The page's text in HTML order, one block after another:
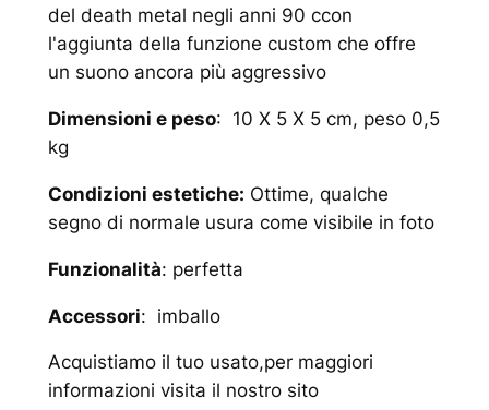
del death metal negli anni 90 ccon
l'aggiunta della funzione custom che offre
un suono ancora più aggressivo
Dimensioni e peso: 10 X 5 X 5 cm, peso 0,5
kg
Condizioni estetiche: Ottime, qualche
segno di normale usura come visibile in foto
Funzionalità: perfetta
Accessori: imballo
Acquistiamo il tuo usato,per maggiori
informazioni visita il nostro sito